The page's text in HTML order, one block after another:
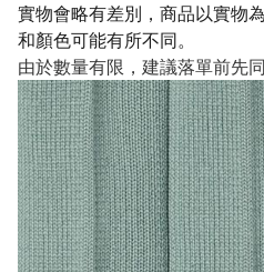
實物會略有差別，商品以實物
和顏色可能有所不同。
由於數量有限，建議落單前先